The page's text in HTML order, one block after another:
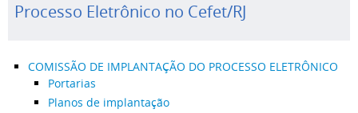
Processo Eletrônico no Cefet/RJ
COMISSÃO DE IMPLANTAÇÃO DO PROCESSO ELETRÔNICO
Portarias
Planos de implantação